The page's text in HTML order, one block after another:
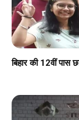
बिहार की 12वीं